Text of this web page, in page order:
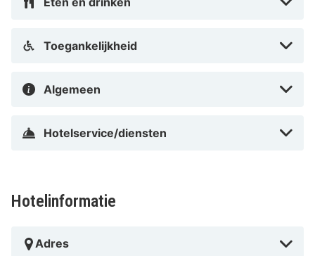
Excelsior, een hoog gewaardeerde en typisch Franse
brasserie. Drink hier een drankje op het terras of laat
willen weten hoe chocolade wordt gemaakt? Breng
Toegankelijkheid
Algemeen
Hotelservice/diensten
Hotelinformatie
Adres